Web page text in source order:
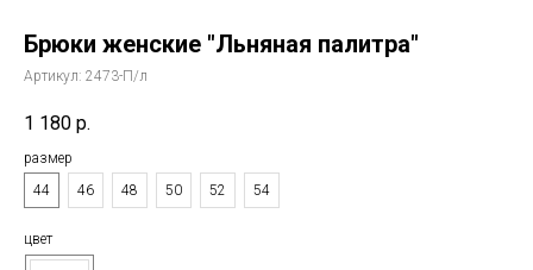
Брюки женские "Льняная палитра"
Артикул: 2473-П/л
1 180 р.
размер
44
46 48 50 52 54
цвет